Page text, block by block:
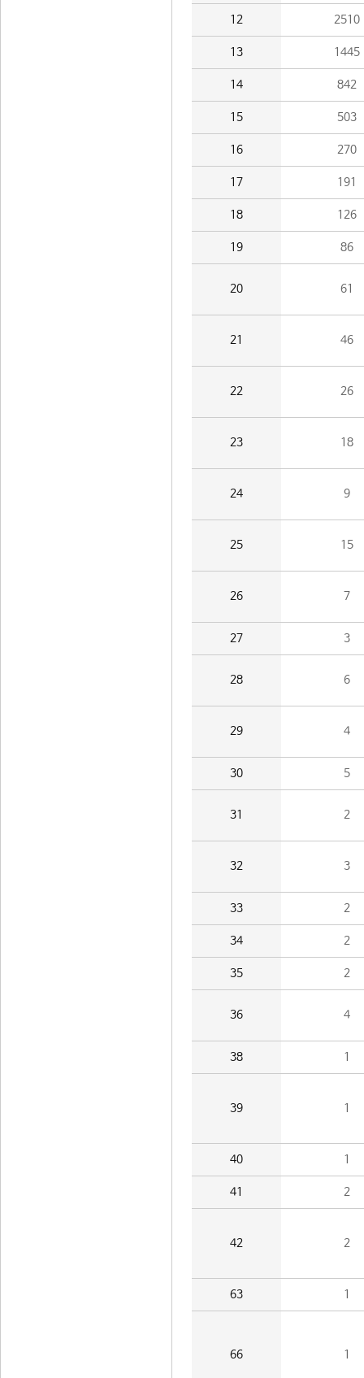
12 2510
13 1445
14 842
15 503
16 270
17 191
18 126
19 86
20 61
21 46
22 26
23 18
24 9
25 15
26 7
27 3
28 6
29 4
30 5
31 2
32 3
33 2
34 2
35 2
36 4
38 1
39 1
40 1
41 2
42 2
63 1
66 1